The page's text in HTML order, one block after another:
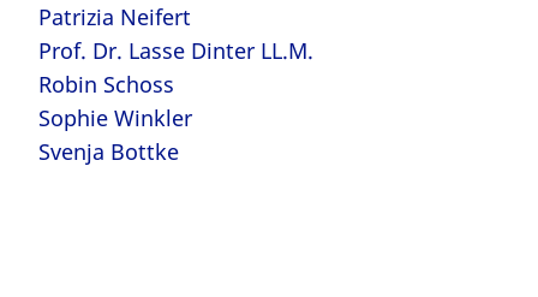
Patrizia Neifert
Prof. Dr. Lasse Dinter LL.M.
Robin Schoss
Sophie Winkler
Svenja Bottke